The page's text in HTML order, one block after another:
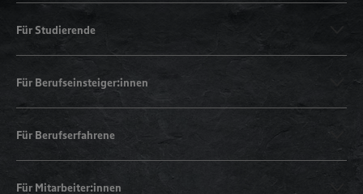
Für Studierende
Für Berufseinsteiger:innen
Für Berufserfahrene
Für Mitarbeiter:innen